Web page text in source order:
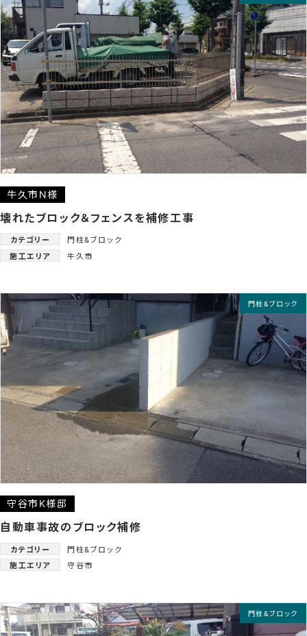
牛久市N様
壊れたブロック＆フェンスを補修工事
カテゴリー
門柱&ブロック
施工エリア
牛久市
門柱&ブロック
守谷市K様邸
自動車事故のブロック補修
カテゴリー
門柱&ブロック
施工エリア
守谷市
門柱&ブロック